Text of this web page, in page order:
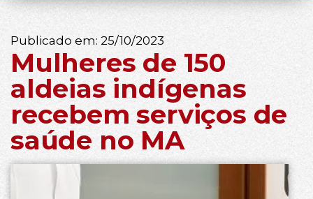
Publicado em: 25/10/2023
Mulheres de 150
aldeias indígenas
recebem serviços de
saúde no MA